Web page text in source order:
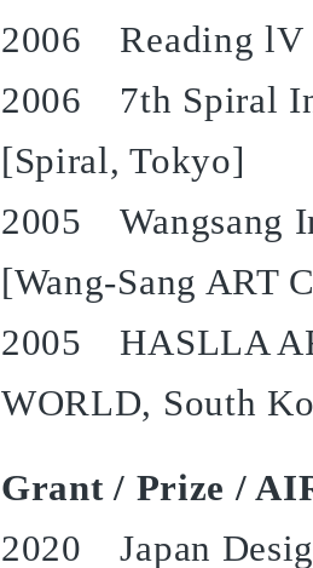
2006 Reading lV
2006 7th Spiral
[Spiral, Tokyo]
2005 Wangsang
[Wang-Sang ART
2005 HASLLA
WORLD, South
Grant / Prize /
2020 Japan